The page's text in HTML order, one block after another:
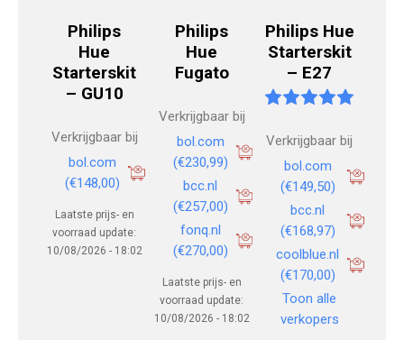
Philips
Hue
Starterskit
– GU10
Verkrijgbaar bij
bol.com
(€148,00)
Laatste prijs- en
voorraad update:
10/08/2026 - 18:02
Philips
Hue
Fugato
Verkrijgbaar bij
bol.com
(€230,99)
bcc.nl
(€257,00)
fonq.nl
(€270,00)
Laatste prijs- en
voorraad update:
10/08/2026 - 18:02
Philips Hue
Starterskit
– E27
Verkrijgbaar bij
bol.com
(€149,50)
bcc.nl
(€168,97)
coolblue.nl
(€170,00)
Toon alle
verkopers